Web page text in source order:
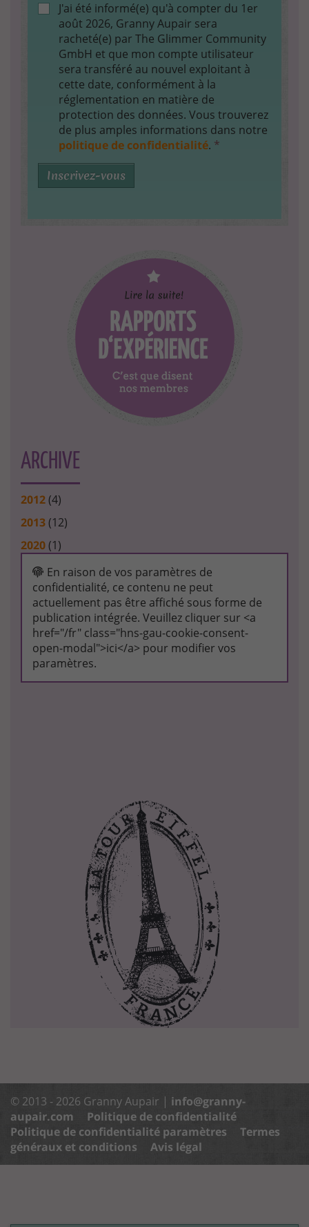
J'ai été informé(e) qu'à compter du 1er
août 2026, Granny Aupair sera
racheté(e) par The Glimmer Community
GmbH et que mon compte utilisateur
sera transféré au nouvel exploitant à
cette date, conformément à la
réglementation en matière de
protection des données. Vous trouverez
de plus amples informations dans notre
politique de confidentialité. *
Inscrivez-vous
ARCHIVE
2012(4)
2013(12)
2020(1)
En raison de vos paramètres de
confidentialité, ce contenu ne peut
actuellement pas être affiché sous forme de
publication intégrée. Veuillez cliquer sur <a
href="/fr" class="hns-gau-cookie-consent-
open-modal">ici</a> pour modifier vos
paramètres.
© 2013 - 2026 Granny Aupair | info@granny-
aupair.com
Politique de confidentialité
Politique de confidentialité paramètres
Termes
généraux et conditions
Avis légal